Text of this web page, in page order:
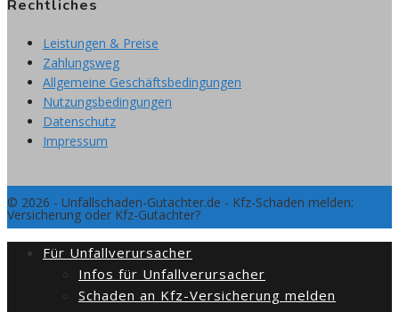
Rechtliches
Leistungen & Preise
Zahlungsweg
Allgemeine Geschäftsbedingungen
Nutzungsbedingungen
Datenschutz
Impressum
© 2026 - Unfallschaden-Gutachter.de - Kfz-Schaden melden:
Versicherung oder Kfz-Gutachter?
Für Unfallverursacher
Infos für Unfallverursacher
Schaden an Kfz-Versicherung melden